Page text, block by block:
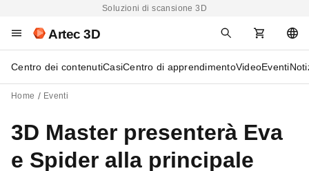
Soluzioni di scansione 3D
Artec 3D
Centro dei contenutiCasiCentro di apprendimentoVideoEventi
Home Eventi
3D Master presenterà Eva
e Spider alla principale